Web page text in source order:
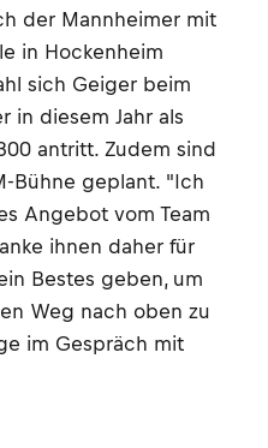
der Mannheimer mit
in Hockenheim
sich Geiger beim
in diesem Jahr als
antritt. Zudem sind
Bühne geplant. "Ich
Angebot vom Team
ihnen daher für
Bestes geben, um
Weg nach oben zu
im Gespräch mit